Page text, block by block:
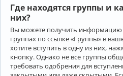
Где находятся группы и
них?
Вы можете получить
группах по ссылке «Группы» в
хотите вступить в одну из них,
кнопку. Однако не все группы
требовать одобрения для